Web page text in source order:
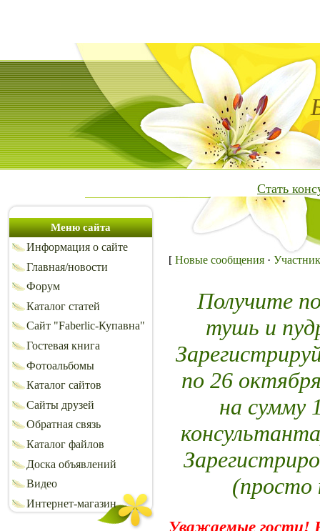
Стать
Меню сайта
Информация о сайте
Главная/новости
Форум
Каталог статей
Сайт "Faberlic-Купавна"
Гостевая книга
Фотоальбомы
Каталог сайтов
Сайты друзей
Обратная связь
Каталог файлов
Доска объявлений
Видео
Интернет-магазин
[ Новые сообщения ·
Получите
тушь и
по 26
на сумму
(просто
Уважаемые гости!